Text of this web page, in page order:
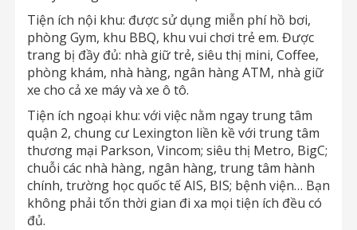
Tiện ích nội khu: được sử dụng miễn phí hồ bơi,
phòng Gym, khu BBQ, khu vui chơi trẻ em. Được
trang bị đầy đủ: nhà giữ trẻ, siêu thị mini, Coffee,
phòng khám, nhà hàng, ngân hàng ATM, nhà giữ
xe cho cả xe máy và xe ô tô.
Tiện ích ngoại khu: với việc nằm ngay trung tâm
quận 2, chung cư Lexington liền kề với trung tâm
thương mại Parkson, Vincom; siêu thị Metro, BigC;
chuỗi các nhà hàng, ngân hàng, trung tâm hành
chính, trường học quốc tế AIS, BIS; bệnh viện… Bạn
không phải tốn thời gian đi xa mọi tiện ích đều có
đủ.